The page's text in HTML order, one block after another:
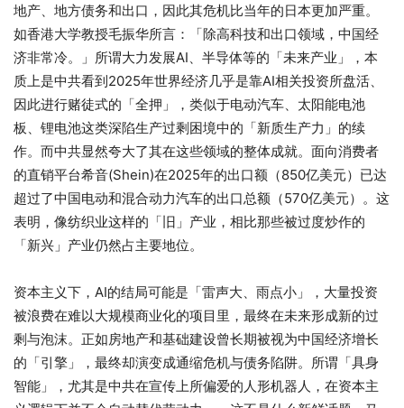
地产、地方债务和出口，因此其危机比当年的日本更加严重。
如香港大学教授毛振华所言：「除高科技和出口领域，中国经
济非常冷。」所谓大力发展AI、半导体等的「未来产业」，本
质上是中共看到2025年世界经济几乎是靠AI相关投资所盘活、
因此进行赌徒式的「全押」，类似于电动汽车、太阳能电池
板、锂电池这类深陷生产过剩困境中的「新质生产力」的续
作。而中共显然夸大了其在这些领域的整体成就。面向消费者
的直销平台希音(Shein)在2025年的出口额（850亿美元）已达
超过了中国电动和混合动力汽车的出口总额（570亿美元）。这
表明，像纺织业这样的「旧」产业，相比那些被过度炒作的
「新兴」产业仍然占主要地位。
资本主义下，AI的结局可能是「雷声大、雨点小」，大量投资
被浪费在难以大规模商业化的项目里，最终在未来形成新的过
剩与泡沫。正如房地产和基础建设曾长期被视为中国经济增长
的「引擎」，最终却演变成通缩危机与债务陷阱。所谓「具身
智能」，尤其是中共在宣传上所偏爱的人形机器人，在资本主